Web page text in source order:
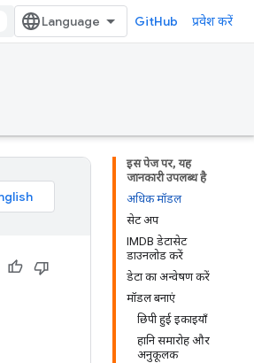
GitHub प्रवेश करें
इस पेज पर, यह
जानकारी उपलब्ध है
अधिक मॉडल
सेट अप
IMDB डेटासेट
डाउनलोड करें
डेटा का अन्वेषण करें
मॉडल बनाएं
छिपी हुई इकाइयाँ
हानि समारोह और
अनुकूलक